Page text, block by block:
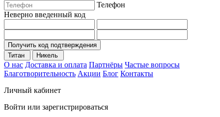
Телефон
Неверно введенный код
Получить код подтверждения
Титан
Никель
О нас Доставка и оплата Партнёры Частые вопросы
Благотворительность Акции Блог Контакты
Личный кабинет
Войти или зарегистрироваться